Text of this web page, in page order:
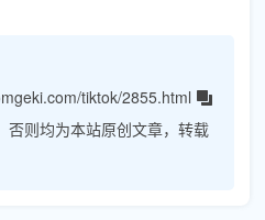
tiktok/2855.html
否则均为本站原创文章，转载